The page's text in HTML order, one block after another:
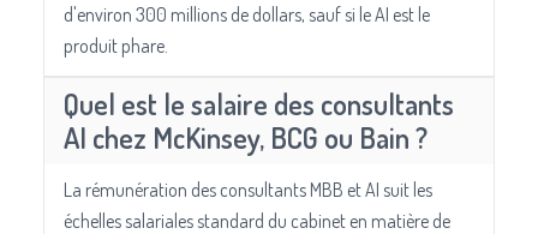
d'environ 300 millions de dollars, sauf si le AI est le
produit phare.
Quel est le salaire des consultants
AI chez McKinsey, BCG ou Bain ?
La rémunération des consultants MBB et AI suit les
échelles salariales standard du cabinet en matière de